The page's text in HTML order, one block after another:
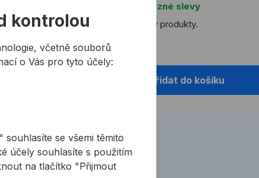
Zaregistrujte se a získejte výrazné slevy
10% sleva po registraci na všechny produkty.
Registrovat
Přidat do košíku
Potřebujete poradit?
724 944 078
info@allmedia-cz.cz
kontrolou
včetně souborů
o Vás pro tyto účely:
se všemi těmito
účely souhlasíte s použitím
na tlačítko "Přijmout